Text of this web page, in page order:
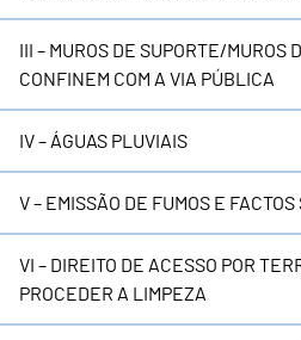
III – MUROS DE SUPORTE/MUROS
CONFINEM COM A VIA PÚBLICA
IV – ÁGUAS PLUVIAIS
V – EMISSÃO DE FUMOS E
VI – DIREITO DE ACESSO POR
PROCEDER A LIMPEZA